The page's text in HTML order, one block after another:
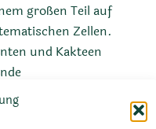
großen Teil auf
Zellen.
und Kakteen
Pflanzen